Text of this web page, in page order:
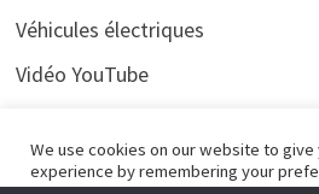
Véhicules électriques
Vidéo YouTube
We use cookies on our website to
experience by remembering your